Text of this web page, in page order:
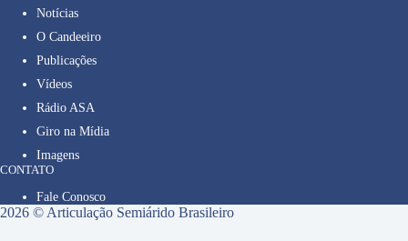
Notícias
O Candeeiro
Publicações
Vídeos
Rádio ASA
Giro na Mídia
Imagens
CONTATO
Fale Conosco
2026 © Articulação Semiárido Brasileiro